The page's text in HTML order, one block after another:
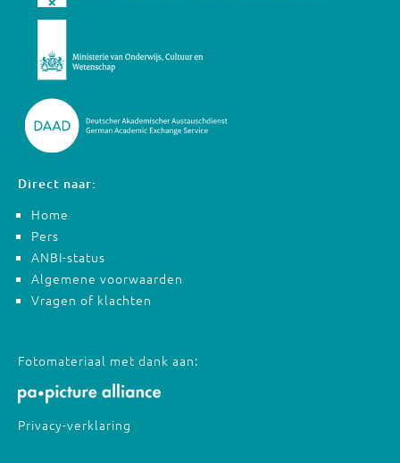
Direct naar:
Home
Pers
ANBI-status
Algemene voorwaarden
Vragen of klachten
Fotomateriaal met dank aan:
Privacy-verklaring